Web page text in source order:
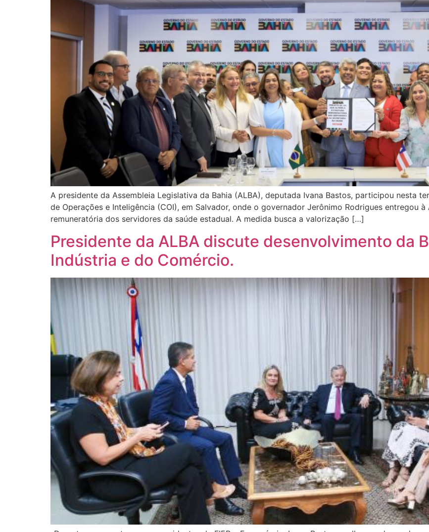
A presidente da Assembleia Legislativa da Bahia (ALBA), deputada Ivana Bastos, participou nesta
de Operações e Inteligência (COI), em Salvador, onde o governador Jerônimo Rodrigues entregou
remuneratória dos servidores da saúde estadual. A medida busca a valorização […]
Presidente da ALBA discute desenvolvimento da
Indústria e do Comércio.